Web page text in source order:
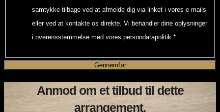
samtykke tilbage ved at afmelde dig via linket i vores e-mails
eller ved at kontakte os direkte. Vi behandler dine oplysninger
i overensstemmelse med vores persondatapolitik *
Gennemfør
Anmod om et tilbud til dette
arrangement.